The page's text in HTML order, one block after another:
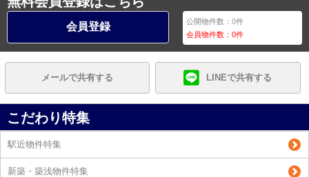
会員登録 公開物件数：0件
会員物件数：0件
メールで共有する LINEで共有する
こだわり特集
駅近物件特集
新築・築浅物件特集